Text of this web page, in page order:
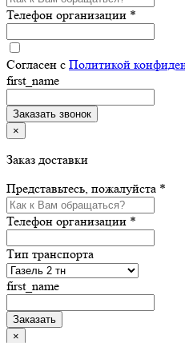
Телефон организации *
Согласен с Политикой
first_name
×
Заказ доставки
Представьтесь, пожалуйста *
Телефон организации *
Тип транспорта
first_name
×